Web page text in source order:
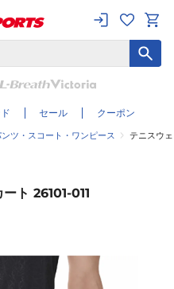
セール クーポン
ツ・スコート・ワンピース テニスウ
ト 26101-011